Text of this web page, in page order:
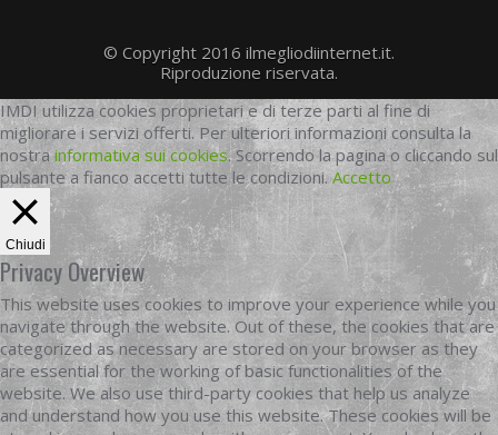
© Copyright 2016 ilmegliodiinternet.it.
Riproduzione riservata.
IMDI utilizza cookies proprietari e di terze parti al fine di
migliorare i servizi offerti. Per ulteriori informazioni consulta la
nostrainformativa sui cookies. Scorrendo la pagina o cliccando sul
pulsante a fianco accetti tutte le condizioni.Accetto
Chiudi
Privacy Overview
This website uses cookies to improve your experience while you
navigate through the website. Out of these, the cookies that are
categorized as necessary are stored on your browser as they
are essential for the working of basic functionalities of the
website. We also use third-party cookies that help us analyze
and understand how you use this website. These cookies will be